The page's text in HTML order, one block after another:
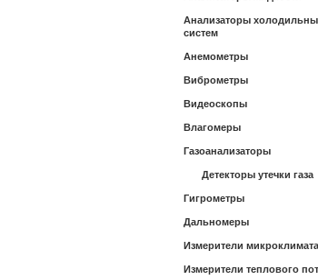
Анализаторы
систем
Анемометры
Виброметры
Видеоскопы
Влагомеры
Газоанализаторы
Детекторы утечки газа
Гигрометры
Дальномеры
Измерители микроклимата
Измерители теплового